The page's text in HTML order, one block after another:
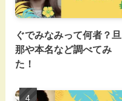
ぐでみなみって何者？旦
那や本名など調べてみ
た！